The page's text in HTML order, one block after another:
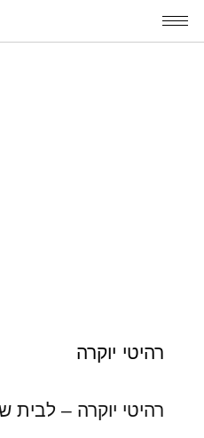
רהיטי יוקרה
רהיטי יוקרה –